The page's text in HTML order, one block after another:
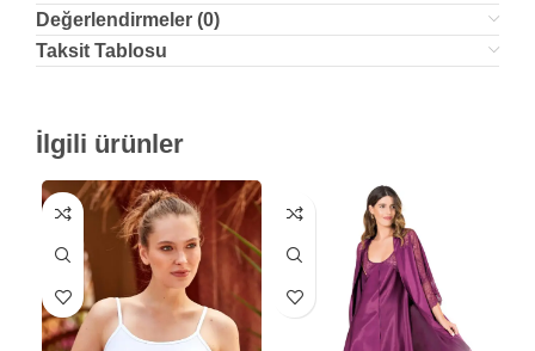
Değerlendirmeler (0)
Taksit Tablosu
İlgili ürünler